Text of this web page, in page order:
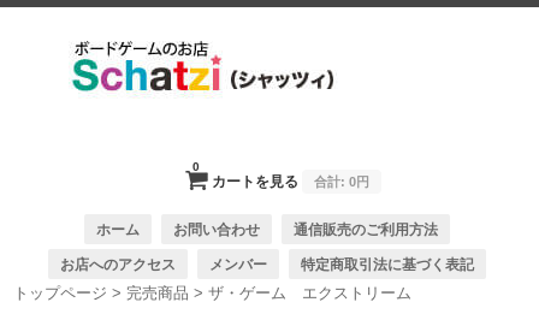
カートを見る
0
合計: 0円
ホーム お問い合わせ 通信販売のご利用方法
お店へのアクセス メンバー 特定商取引法に基づく表記
トップページ > 完売商品 >ザ・ゲーム エクストリーム